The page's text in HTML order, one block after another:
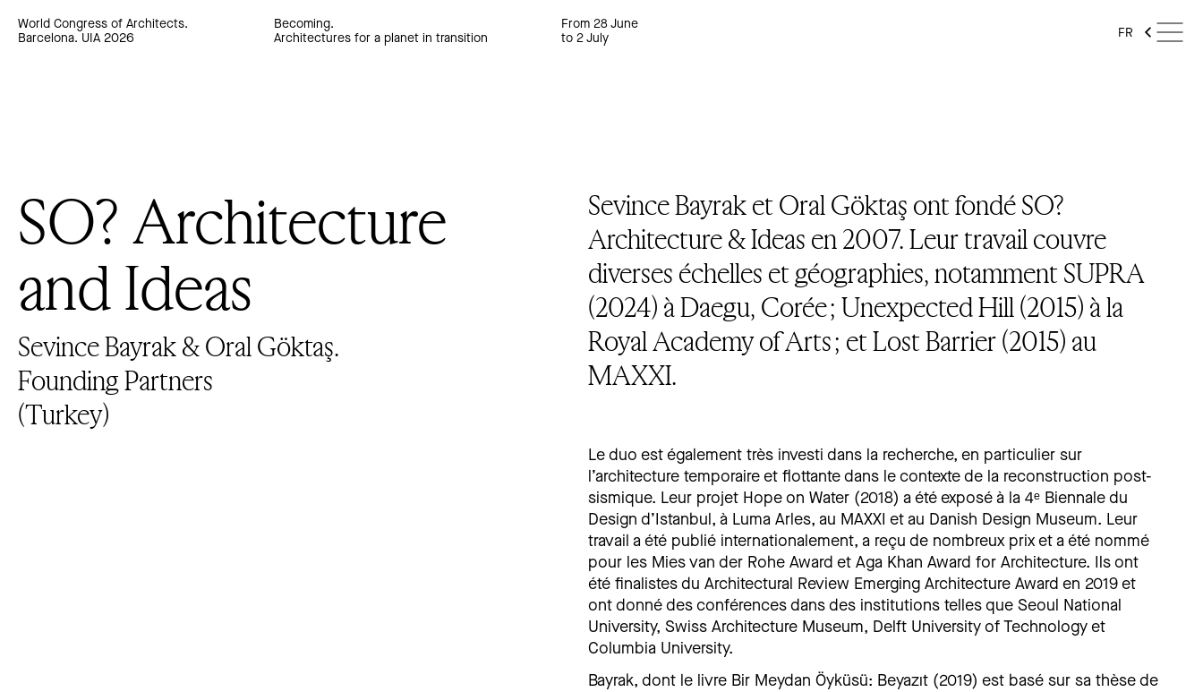
World Congress of Architects.
Barcelona. UIA 2026
Becoming.
Architectures for a planet in transition
From 28 June
to 2 July
FR
SO? Architecture
and Ideas
Sevince Bayrak & Oral Göktaş.
Founding Partners
(Turkey)
Sevince Bayrak et Oral Göktaş ont fondé SO?
Architecture & Ideas en 2007. Leur travail couvre
diverses échelles et géographies, notamment SUPRA
(2024) à Daegu, Corée ; Unexpected Hill (2015) à la
Royal Academy of Arts ; et Lost Barrier (2015) au
MAXXI.
Le duo est également très investi dans la recherche, en particulier sur
l’architecture temporaire et flottante dans le contexte de la reconstruction post-
sismique. Leur projet Hope on Water (2018) a été exposé à la 4ᵉ Biennale du
Design d’Istanbul, à Luma Arles, au MAXXI et au Danish Design Museum. Leur
travail a été publié internationalement, a reçu de nombreux prix et a été nommé
pour les Mies van der Rohe Award et Aga Khan Award for Architecture. Ils ont
été finalistes du Architectural Review Emerging Architecture Award en 2019 et
ont donné des conférences dans des institutions telles que Seoul National
University, Swiss Architecture Museum, Delft University of Technology et
Columbia University.
Bayrak, dont le livre Bir Meydan Öyküsü: Beyazıt (2019) est basé sur sa thèse de